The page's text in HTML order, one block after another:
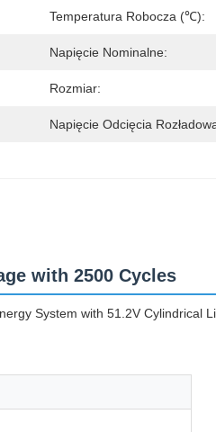
Temperatura Robocza (℃):
Napięcie Nominalne:
Rozmiar:
Napięcie Odcięcia
with 2500 Cycles
System with 51.2V Cylindrical